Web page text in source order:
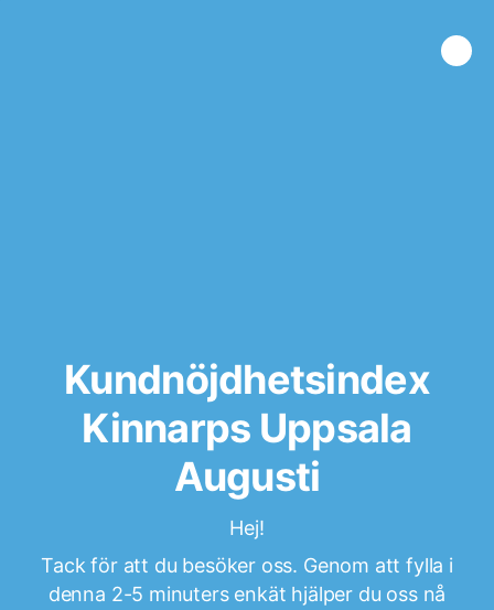
Kundnöjdhetsindex
Kinnarps Uppsala
Augusti
Hej!
Tack för att du besöker oss. Genom att fylla i
denna 2-5 minuters enkät hjälper du oss nå